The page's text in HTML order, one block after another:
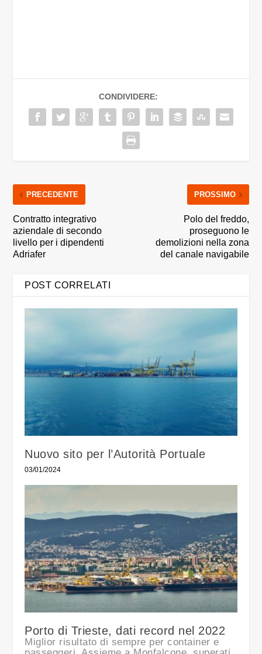
CONDIVIDERE:
PRECEDENTE
Contratto integrativo
aziendale di secondo
livello per i dipendenti
Adriafer
PROSSIMO
Polo del freddo,
proseguono le
demolizioni nella zona
del canale navigabile
POST CORRELATI
Nuovo sito per l’Autorità Portuale
03/01/2024
Porto di Trieste, dati record nel 2022
Miglior risultato di sempre per container e